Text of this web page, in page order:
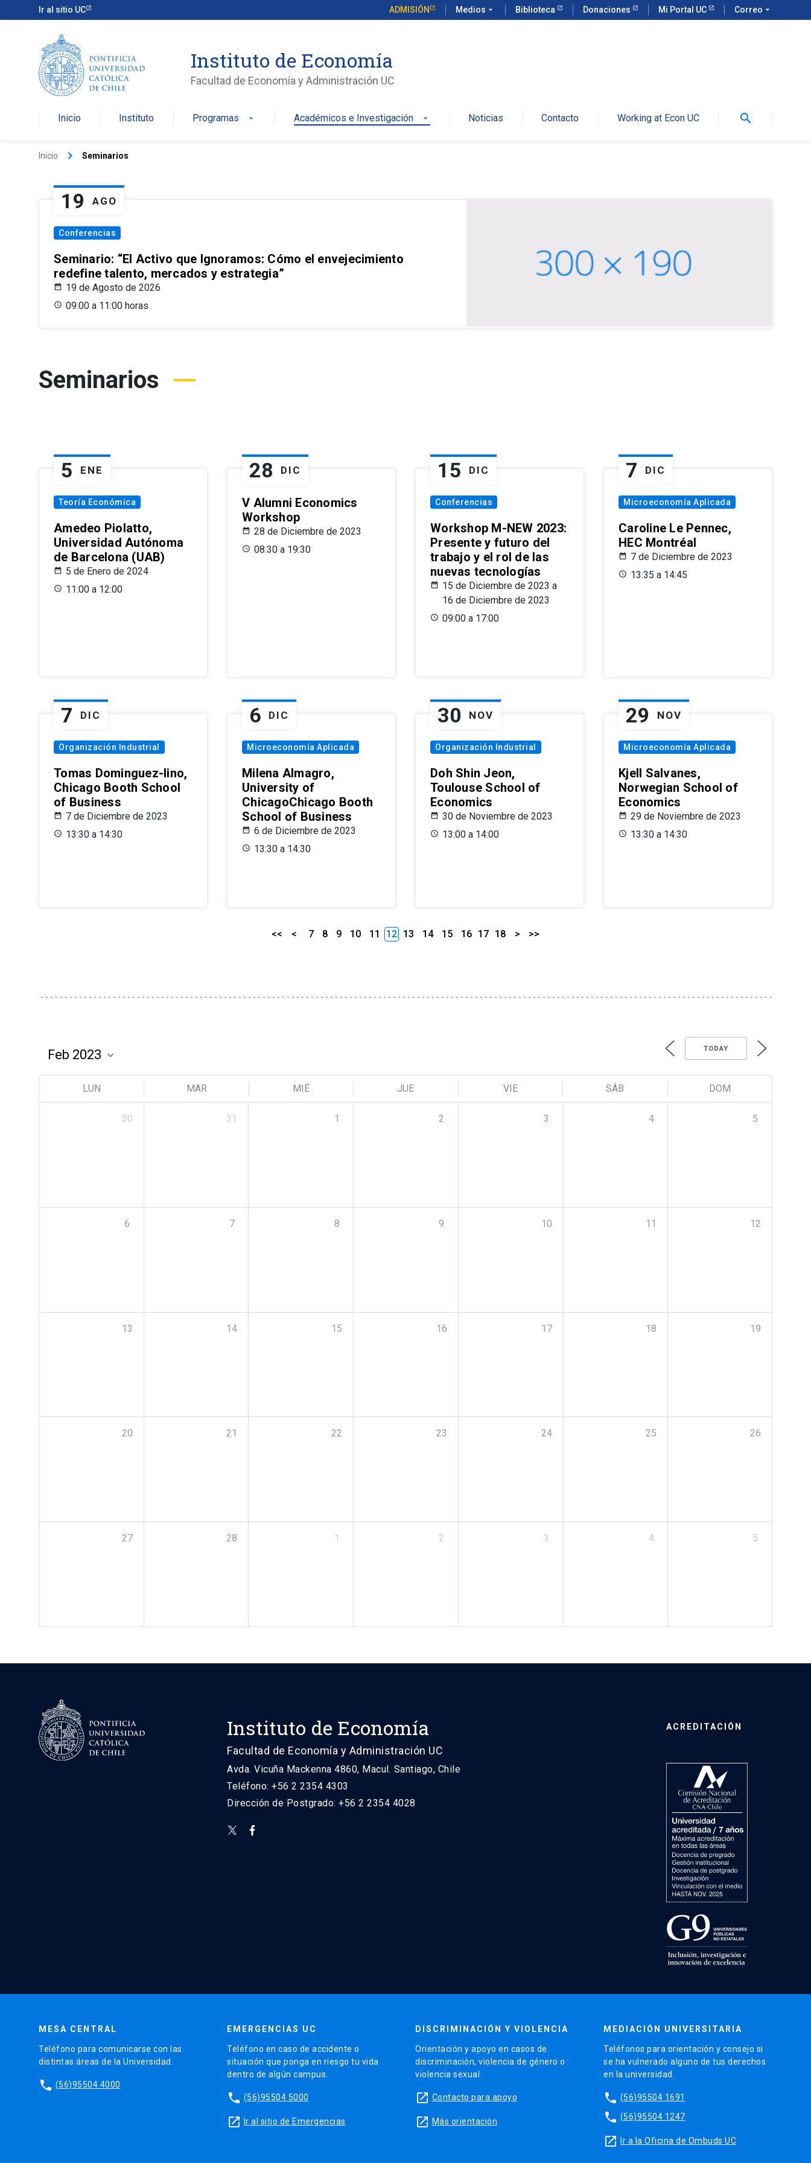
Ir al sitio UC ADMISIÓN Medios arrow_drop_down Biblioteca Donaciones Mi Portal UC Correo arrow_drop_down
Instituto de Economía
Facultad de Economía y Administración UC
Inicio Instituto Programas arrow_drop_down Académicos e Investigación arrow_drop_down Noticias Contacto Working at Econ UC search
Inicio keyboard_arrow_right Seminarios
19 AGO
Conferencias
Seminario: “El Activo que Ignoramos: Cómo el envejecimiento
redefine talento, mercados y estrategia”
19 de Agosto de 2026
09:00 a 11:00 horas
Seminarios
5 ENE
Teoría Económica
Amedeo Piolatto,
Universidad Autónoma
de Barcelona (UAB)
5 de Enero de 2024
11:00 a 12:00
28 DIC
V Alumni Economics
Workshop
28 de Diciembre de 2023
08:30 a 19:30
15 DIC
Conferencias
Workshop M-NEW 2023:
Presente y futuro del
trabajo y el rol de las
nuevas tecnologías
15 de Diciembre de 2023 a
16 de Diciembre de 2023
09:00 a 17:00
7 DIC
Microeconomía Aplicada
Caroline Le Pennec,
HEC Montréal
7 de Diciembre de 2023
13:35 a 14:45
7 DIC
Organización Industrial
Tomas Dominguez-Iino,
Chicago Booth School
of Business
7 de Diciembre de 2023
13:30 a 14:30
6 DIC
Microeconomía Aplicada
Milena Almagro,
University of
ChicagoChicago Booth
School of Business
6 de Diciembre de 2023
13:30 a 14:30
30 NOV
Organización Industrial
Doh Shin Jeon,
Toulouse School of
Economics
30 de Noviembre de 2023
13:00 a 14:00
29 NOV
Microeconomía Aplicada
Kjell Salvanes,
Norwegian School of
Economics
29 de Noviembre de 2023
13:30 a 14:30
<< < 7 8 9 10 11 12 13 14 15 16 17 18 > >>
TODAY
LUN MAR MIÉ JUE VIE SÁB DOM
30 31 1 2 3 4 5
6 7 8 9 10 11 12
13 14 15 16 17 18 19
20 21 22 23 24 25 26
27 28 1 2 3 4 5
Instituto de Economía
Facultad de Economía y Administración UC
Avda. Vicuña Mackenna 4860, Macul. Santiago, Chile
Teléfono: +56 2 2354 4303
Dirección de Postgrado: +56 2 2354 4028
ACREDITACIÓN
MESA CENTRAL
Teléfono para comunicarse con las
distintas áreas de la Universidad.
phone (56)95504 4000
EMERGENCIAS UC
Teléfono en caso de accidente o
situación que ponga en riesgo tu vida
dentro de algún campus.
phone (56)95504 5000
launch Ir al sitio de Emergencias
DISCRIMINACIÓN Y VIOLENCIA
Orientación y apoyo en casos de
discriminación, violencia de género o
violencia sexual.
launch Contacto para apoyo
launch Más orientación
MEDIACIÓN UNIVERSITARIA
Teléfonos para orientación y consejo si
se ha vulnerado alguno de tus derechos
en la universidad.
phone (56)95504 1691
phone (56)95504 1247
launch Ir a la Oficina de Ombuds UC